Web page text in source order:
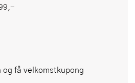
og få velkomstkupong